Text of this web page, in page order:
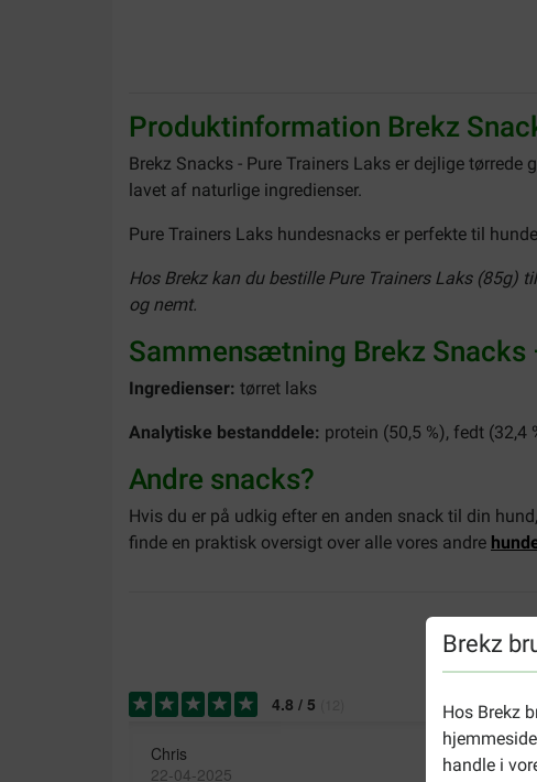
Brekz
Hos Brekz
handle i
Produktinformation Brekz
Brekz Snacks - Pure Trainers Laks er dejlige
lavet af naturlige ingredienser.
Pure Trainers Laks hundesnacks er perfekte til
Hos Brekz kan du bestille Pure Trainers Laks (85g)
og nemt.
Sammensætning Brekz Snacks
Ingredienser: tørret laks
Analytiske bestanddele: protein (50,5 %), fedt (32,4
Andre snacks?
Hvis du er på udkig efter en anden snack til din
finde en praktisk oversigt over alle vores andre
4.8 / 5
Chris
22-04-2025